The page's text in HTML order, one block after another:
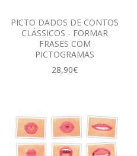
PICTO DADOS DE CONTOS
CLÁSSICOS - FORMAR
FRASES COM
PICTOGRAMAS
28,90€